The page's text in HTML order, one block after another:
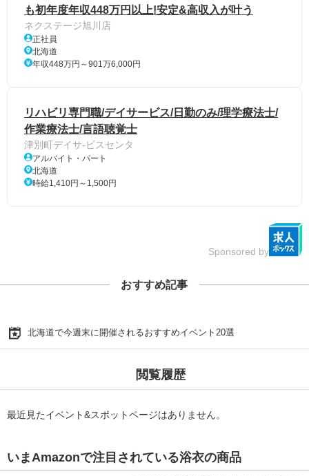
も初年度年収448万円以上!安定&高収入が叶う
ネクステージ旭川店
正社員
北海道
年収448万円～901万6,000円
リハビリ専門職/デイサービス/日勤のみ/理学療法士/
作業療法士/言語聴覚士
津別町デイサ-ビスセンタ
アルバイト・パート
北海道
時給1,410円～1,500円
Sponsored by
おすすめ記事
北海道で今週末に開催されるおすすめイベント20選
閲覧履歴
最近見たイベント&スポットページはありません。
いまAmazonで注目されている浴衣の商品